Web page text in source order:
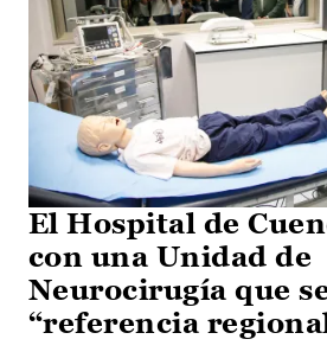
El Hospital de
con una Unidad de
Neurocirugía que
“referencia